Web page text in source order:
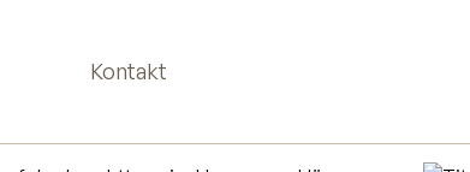
Kontakt